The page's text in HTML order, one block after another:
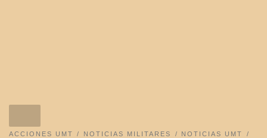
ACCIONES UMT NOTICIAS MILITARES
NOTICIAS UMT